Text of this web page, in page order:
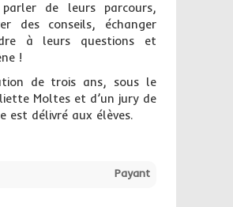
de leurs parcours,
des conseils, échanger
à leurs questions et
!
de trois ans, sous le
Moltes et d’un jury de
est délivré aux élèves.
Payant